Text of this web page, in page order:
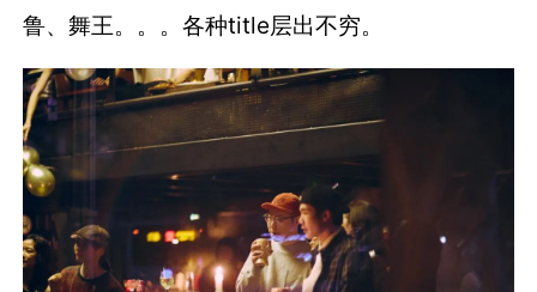
鲁、舞王。。。各种title层出不穷。